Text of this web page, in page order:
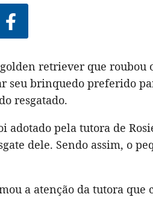
retriever que roubou
seu brinquedo preferido
resgatado.
adotado pela tutora de
dele. Sendo assim, o
a atenção da tutora que